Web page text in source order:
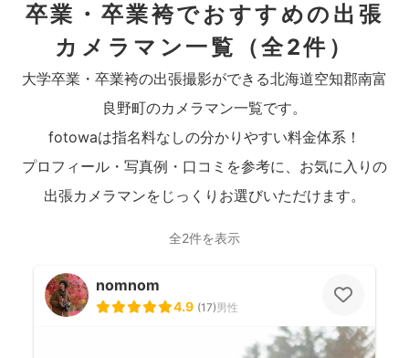
卒業・卒業袴でおすすめの出張
カメラマン一覧
（全2件）
大学卒業・卒業袴の出張撮影ができる北海道空知郡南富
良野町のカメラマン一覧です。
fotowaは指名料なしの分かりやすい料金体系！
プロフィール・写真例・口コミを参考に、お気に入りの
出張カメラマンをじっくりお選びいただけます。
全2件を表示
nomnom
4.9 (17)男性